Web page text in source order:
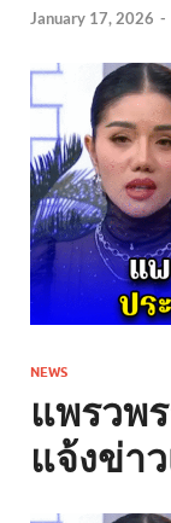
January 17, 2026 -
NEWS
แพรวพ
แจ้งข่า